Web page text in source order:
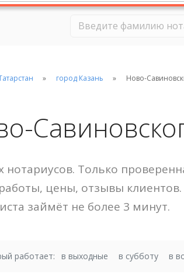
город Казань Ново-
Только
цены, отзывы
займёт не более 3 минут.
работает: в выходные в субботу в